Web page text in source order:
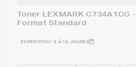
Toner LEXMARK C734A1CG
Format Standard
EXPÉDITION : 6 À 15 JOURS